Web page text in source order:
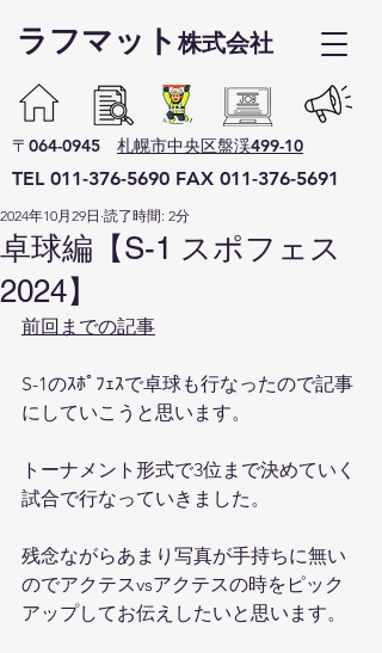
ラフマット​株式会社
〒064-0945 札幌市中央区盤渓499-10
TEL 011-376-5690 FAX 011-376-5691
卓球編【S-1 スポフェス
2024】
2024年10月29日 読了時間: 2分
前回までの記事
S-1のｽﾎﾟﾌｪｽで卓球も行なったので記事
にしていこうと思います。
トーナメント形式で3位まで決めていく
試合で行なっていきました。
残念ながらあまり写真が手持ちに無い
のでアクテスvsアクテスの時をピック
アップしてお伝えしたいと思います。